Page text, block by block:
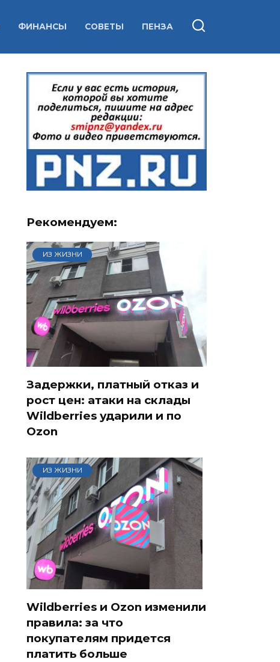
ФИНАНСЫ СОВЕТЫ ПЕНЗА
Рекомендуем:
ИЗ ЖИЗНИ
Задержки, платный отказ и
рост цен: атаки на склады
Wildberries ударили и по
Ozon
ИЗ ЖИЗНИ
Wildberries и Ozon изменили
правила: за что
покупателям придется
платить больше